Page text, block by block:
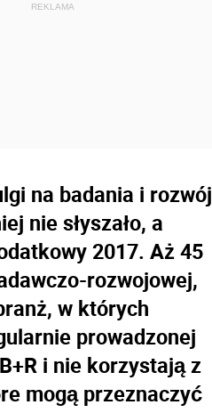
na badania i rozwój
nie słyszało, a
2017. Aż 45
rozwojowej,
w których
prowadzonej
i nie korzystają z
mogą przeznaczyć